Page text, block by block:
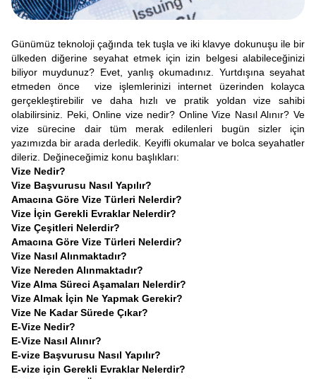
Günümüz teknoloji çağında tek tuşla ve iki klavye dokunuşu ile bir
ülkeden diğerine seyahat etmek için izin belgesi alabileceğinizi
biliyor muydunuz? Evet, yanlış okumadınız. Yurtdışına seyahat
etmeden önce vize işlemlerinizi internet üzerinden kolayca
gerçekleştirebilir ve daha hızlı ve pratik yoldan vize sahibi
olabilirsiniz. Peki, Online vize nedir? Online Vize Nasıl Alınır? Ve
vize sürecine dair tüm merak edilenleri bugün sizler için
yazımızda bir arada derledik. Keyifli okumalar ve bolca seyahatler
dileriz. Değineceğimiz konu başlıkları:
Vize Nedir?
Vize Başvurusu Nasıl Yapılır?
Amacına Göre Vize Türleri Nelerdir?
Vize İçin Gerekli Evraklar Nelerdir?
Vize Çeşitleri Nelerdir?
Amacına Göre Vize Türleri Nelerdir?
Vize Nasıl Alınmaktadır?
Vize Nereden Alınmaktadır?
Vize Alma Süreci Aşamaları Nelerdir?
Vize Almak İçin Ne Yapmak Gerekir?
Vize Ne Kadar Sürede Çıkar?
E-Vize Nedir?
E-Vize Nasıl Alınır?
E-vize Başvurusu Nasıl Yapılır?
E-vize için Gerekli Evraklar Nelerdir?